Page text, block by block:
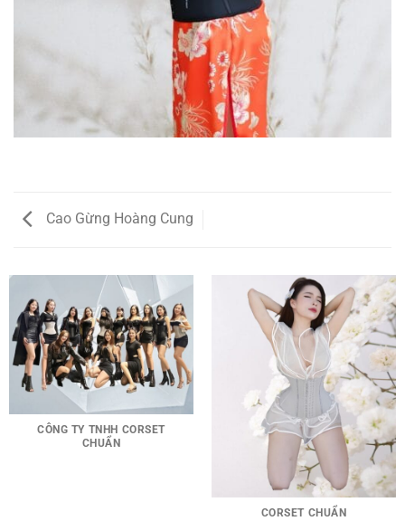
Cao Gừng Hoàng Cung
CÔNG TY TNHH CORSET
CHUẨN
CORSET CHUẨN